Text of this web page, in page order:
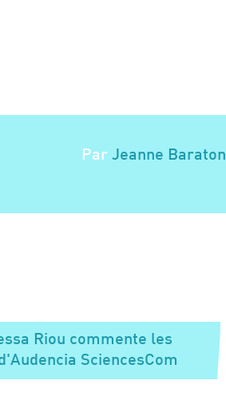
Par Jeanne Baraton
Riou commente les
SciencesCom